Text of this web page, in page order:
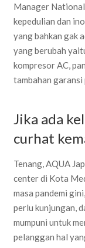
Manager National
kepedulian dan
yang bahkan gak
yang berubah
kompresor AC,
tambahan garansi
Jika ada
curhat
Tenang, AQUA
center di Kota
masa pandemi
perlu kunjungan,
mumpuni untuk
pelanggan hal